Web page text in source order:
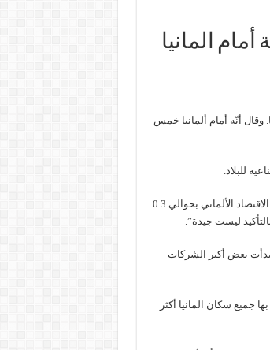
المانيا
وقال أنّه أمام ألمانيا خمس
للبلاد.
على صعيد آخر، أفاد تقرير جديد صادر عن صندوق النقد الدولي، أنّه من المتوقع أن ينكمش الاقتصاد الألماني بحوالي 0.3
بعض أكبر الشركات
جميع سكان المانيا أكثر